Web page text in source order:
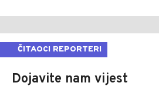
ČITAOCI REPORTERI
Dojavite nam vijest